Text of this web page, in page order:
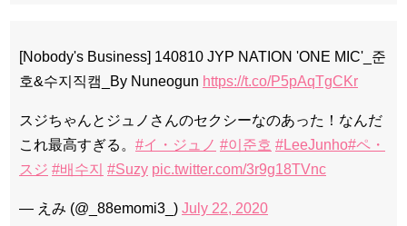
[Nobody's Business] 140810 JYP NATION 'ONE MIC'_준
호&수지직캠_By Nuneogun https://t.co/P5pAqTgCKr
スジちゃんとジュノさんのセクシーなのあった！なんだ
これ最高すぎる。 #イ・ジュノ #이준호 #LeeJunho#ペ・
スジ #배수지 #Suzy pic.twitter.com/3r9g18TVnc
— えみ (@_88emomi3_) July 22, 2020